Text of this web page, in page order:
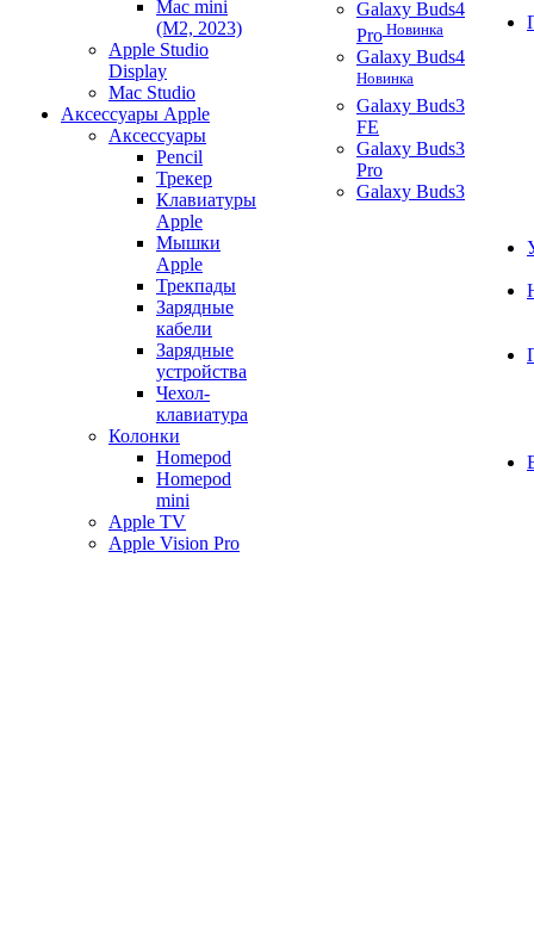
Mac mini
(M2, 2023)
Apple Studio
Display
Mac Studio
Аксессуары Apple
Аксессуары
Pencil
Трекер
Клавиатуры
Apple
Мышки
Apple
Трекпады
Зарядные
кабели
Зарядные
устройства
Чехол-
клавиатура
Колонки
Homepod
Homepod
mini
Apple TV
Apple Vision Pro
Galaxy Buds4
Pro Новинка
Galaxy Buds4
Новинка
Galaxy Buds3
FE
Galaxy Buds3
Pro
Galaxy Buds3